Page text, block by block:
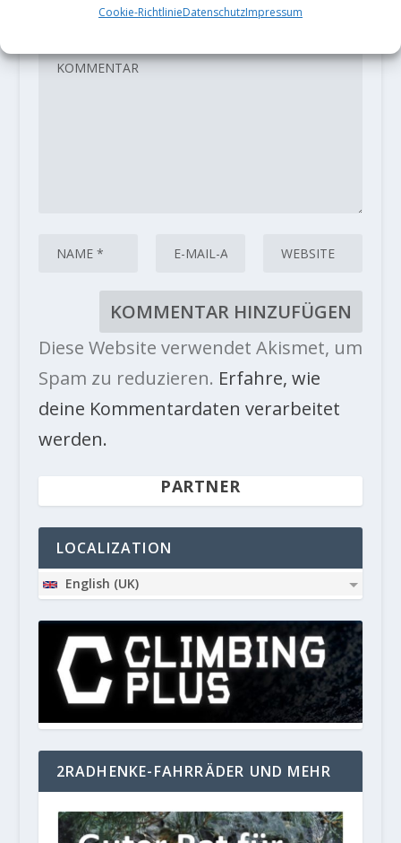
Cookie-RichtlinieDatenschutzImpressum
sind mit*markiert
Diese Website verwendet Akismet, um
Spam zu reduzieren. Erfahre, wie
deine Kommentardaten verarbeitet
werden.
PARTNER
LOCALIZATION
English (UK)
2RADHENKE-FAHRRÄDER UND MEHR